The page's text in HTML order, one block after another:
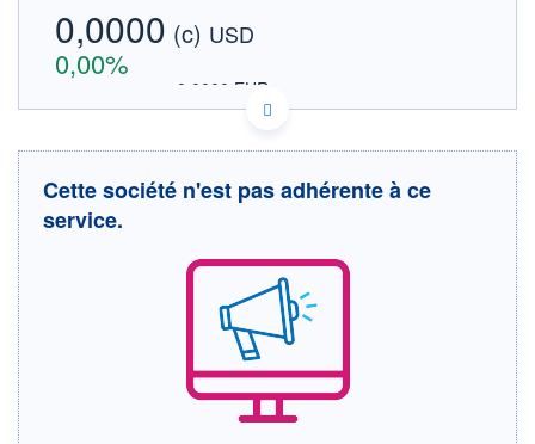
0,0000 (c) USD
0,00%
0,0000 EUR
DONNÉES TEMPS DIFFÉRÉ
Cotation sur les autres places
0,0000
+ BAS
0,0000
CAPITAL ÉCHANGÉ
0,00%
Cette société n'est pas adhérente à ce
service.